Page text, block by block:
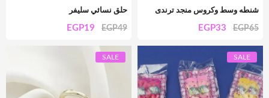
حلق نسائي سليفر
EGP49
EGP19
شنطه وسط وكروس منجد ترندى
EGP65
EGP33
SALE SALE